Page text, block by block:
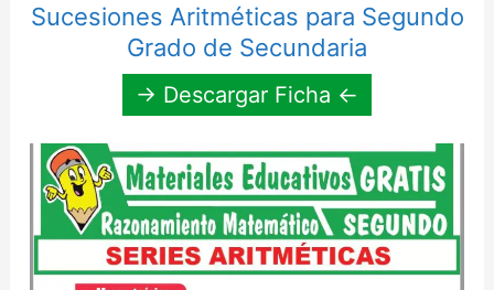
Sucesiones Aritméticas para Segundo
Grado de Secundaria
→ Descargar Ficha ←